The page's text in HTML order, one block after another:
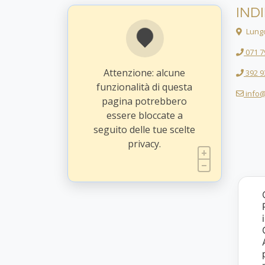
Attenzione: alcune
funzionalità di questa
pagina potrebbero
essere bloccate a
seguito delle tue scelte
privacy.
071
392